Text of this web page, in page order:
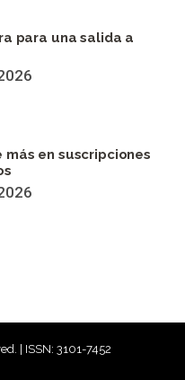
para una salida a
más en suscripciones
| ISSN: 3101-7452